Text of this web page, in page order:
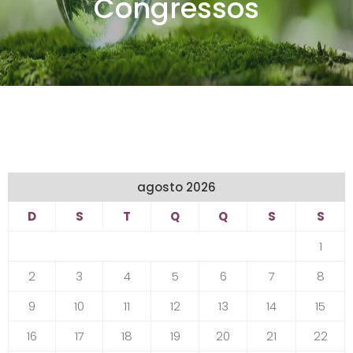
Congressos
agosto 2026
D
S T Q Q S
S
1
2
3 4 5 6 7
8
9
10 11 12 13 14
15
16
17 18 19 20 21 22